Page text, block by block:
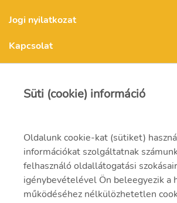
Jogi nyilatkozat
Kapcsolat
Kapcsolat
mvmonenergy@mvm.hu
1031 Budapest, Szentendrei út 207-
+ 36 20 597 0000
Süti (cookie) információ
Oldalunk cookie-kat (sütiket)
információkat szolgáltatnak
felhasználó oldallátogatási
igénybevételével Ön beleegyezik a
működéséhez nélkülözhetetlen